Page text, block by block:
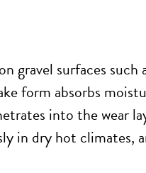
gravel surfaces such
form absorbs
into the wear
in dry hot climates,